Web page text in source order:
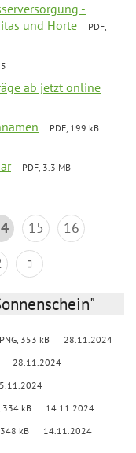
-
und Horte
PDF,
ab jetzt online
PDF, 199 kB
PDF, 3.3 MB
15
16
PNG, 353 kB 28.11.2024
28.11.2024
334 kB 14.11.2024
348 kB 14.11.2024